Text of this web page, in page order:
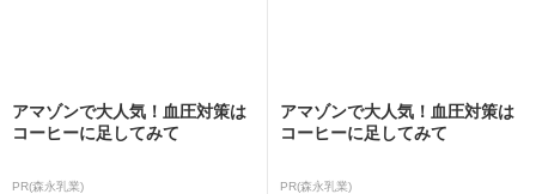
アマゾンで大人気！血圧対策は
コーヒーに足してみて
PR(森永乳業)
アマゾンで大人気！血圧対策は
コーヒーに足してみて
PR(森永乳業)